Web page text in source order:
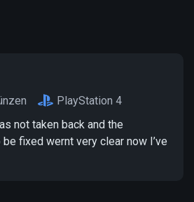
PlayStation 4
not taken back and the
fixed wernt very clear now I’ve